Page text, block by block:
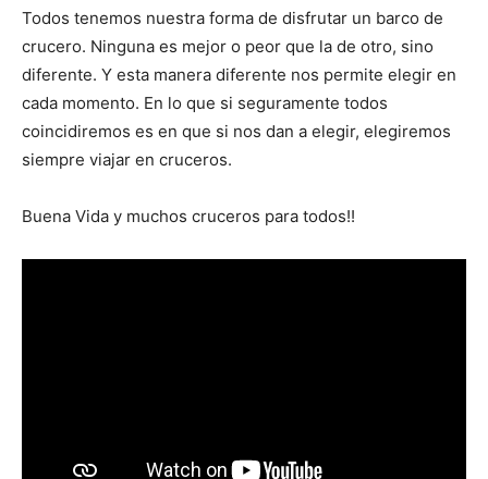
Todos tenemos nuestra forma de disfrutar un barco de
crucero. Ninguna es mejor o peor que la de otro, sino
diferente. Y esta manera diferente nos permite elegir en
cada momento. En lo que si seguramente todos
coincidiremos es en que si nos dan a elegir, elegiremos
siempre viajar en cruceros.
Buena Vida y muchos cruceros para todos!!